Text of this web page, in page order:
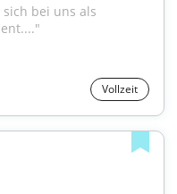
Vollzeit